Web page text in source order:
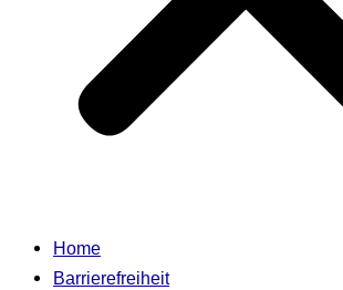
Home
Barrierefreiheit